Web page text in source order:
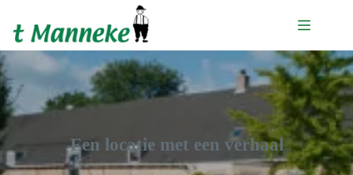
inhoud
Een locatie met een verhaal